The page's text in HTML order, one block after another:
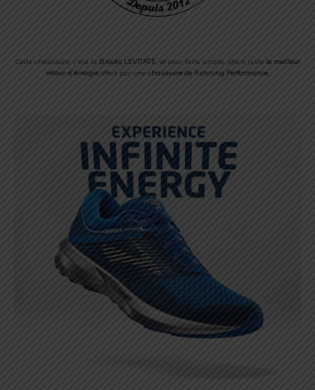
Cette chaussure, c’est la Brooks LEVITATE, et pour faire simple, elle a juste le meilleur
retour d’énergieoffert par une chaussure de Running Performance.